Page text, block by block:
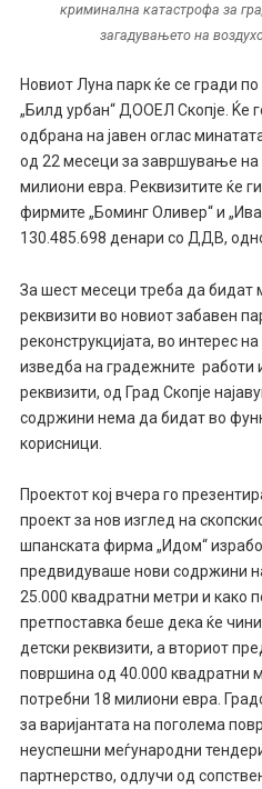
криминална катастрофа за
загадувањето на
Новиот Луна парк ќе се гради
„Билд урбан“ ДООЕЛ Скопје. Ќе
одбрана на јавен оглас
од 22 месеци за завршување на
милиони евра. Реквизитите ќе
фирмите „Боминг Оливер“ и
130.485.698 денари со ДДВ,
За шест месеци треба да бидат
реквизити во новиот забавен
реконструкцијата, во интерес
изведба на градежните работи
реквизити, од Град Скопје
содржини нема да бидат во
корисници.
Проектот кој вчера го
проект за нов изглед на
шпанската фирма „Идом“
предвидуваше нови содржини
25.000 квадратни метри и како
претпоставка беше дека ќе
детски реквизити, а вториот
површина од 40.000 квадратни
потребни 18 милиони евра.
за варијантата на поголема
неуспешни меѓународни
партнерство, одлучи од